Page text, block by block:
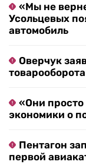
«Мы не
Усольцевых
автомобиль
Оверчук
«Они
экономики о
Пентагон
первой